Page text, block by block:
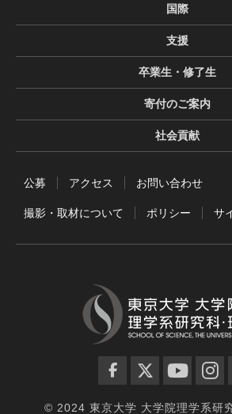
国際
支援
卒業生・修了生
寄付のご案内
社会貢献
公募 アクセス お問い合わせ
撮影・取材について ポリシー サ
© 2024 東京大学 大学院理学系研